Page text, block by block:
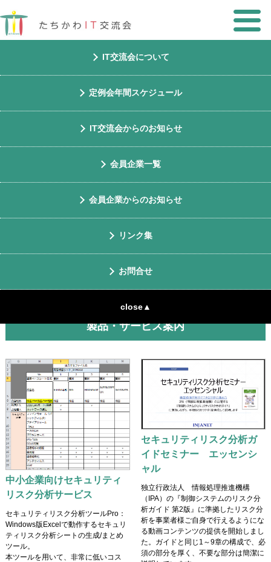
IT交流会について
定例会年間スケジュール
IT交流会からのお知らせ
会員企業一覧
会員企業からのお知らせ
リンク集
お問合せ
close▲
INJANET株式会社
中小企業には、Acronis Cyber
Protect Cloudを中心としたワン
大企業には、リスク分析、セキュ
リティガイドライン策定を。
製品・サービス案内
中小企業向けセキュリティ
リスク分析サービス
セキュリティリスク分析ツールPro：
Windows版Excelで動作するセキュリ
ティリスク分析シートの生成/まとめ
ツール。
本ツールを用いて、非常に低いコス
セキュリティリスク分析ガ
イドセミナー エッセンシ
ャル
独立行政法人 情報処理推進機構
（IPA）の『制御システムのリスク分
析ガイド 第2版』に準拠したリスク分
析を事業者様ご自身で行えるようにな
る動画コンテンツの提供を開始しまし
た。ガイドと同じ1～9章の構成で、必
須の部分を厚く、不要な部分は簡潔に